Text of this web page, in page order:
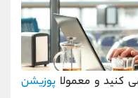
کنید و معمولا پوزیشن